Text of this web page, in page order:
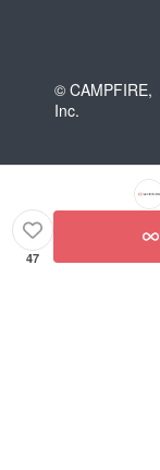
© CAMPFIRE,
Inc.
47